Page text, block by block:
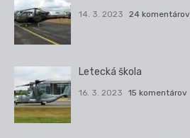
14. 3. 2023 24 komentárov
Letecká škola
16. 3. 2023 15 komentárov